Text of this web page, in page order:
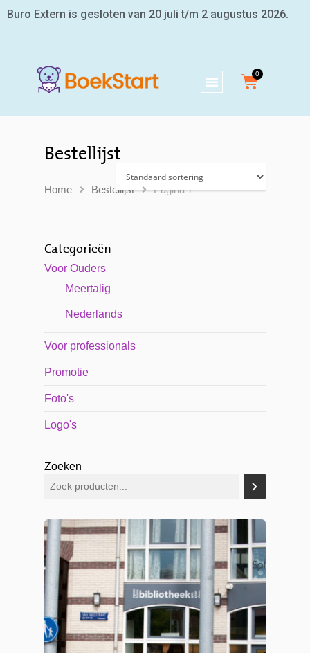
Buro Extern is gesloten van 20 juli t/m 2 augustus 2026.
Bestellijst
Home Bestellijst Pagina 7
Categorieën
Voor Ouders
Meertalig
Nederlands
Voor professionals
Promotie
Foto's
Logo's
Zoeken